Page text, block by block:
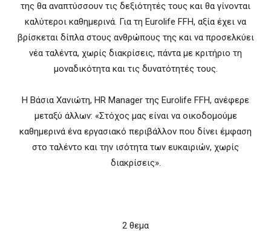
της θα αναπτύσσουν τις δεξιότητές τους και θα γίνονται
καλύτεροι καθημερινά. Για τη Eurolife FFH, αξία έχει να
βρίσκεται δίπλα στους ανθρώπους της και να προσελκύει
νέα ταλέντα, χωρίς διακρίσεις, πάντα με κριτήριο τη
μοναδικότητα και τις δυνατότητές τους.
Η Βάσια Χανιώτη, HR Manager της Eurolife FFH, ανέφερε
μεταξύ άλλων: «Στόχος μας είναι να οικοδομούμε
καθημερινά ένα εργασιακό περιβάλλον που δίνει έμφαση
στο ταλέντο και την ισότητα των ευκαιριών, χωρίς
διακρίσεις».
2 θεμα